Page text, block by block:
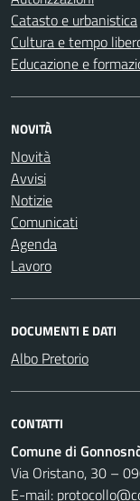
Catasto e urbanistica
Cultura e tempo
Educazione e
NOVITÀ
Novità
Avvisi
Notizie
Comunicati
Agenda
Lavoro
DOCUMENTI E DATI
Albo Pretorio
CONTATTI
Comune di
Via Oristano, 30 –
E-mail: